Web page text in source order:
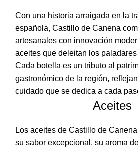
Con una historia arraigada en la
española, Castillo de Canena
artesanales con innovación
aceites que deleitan los
Cada botella es un tributo al
gastronómico de la región,
cuidado que se dedica a cada
Aceites
Los aceites de Castillo de
su sabor excepcional, su aroma